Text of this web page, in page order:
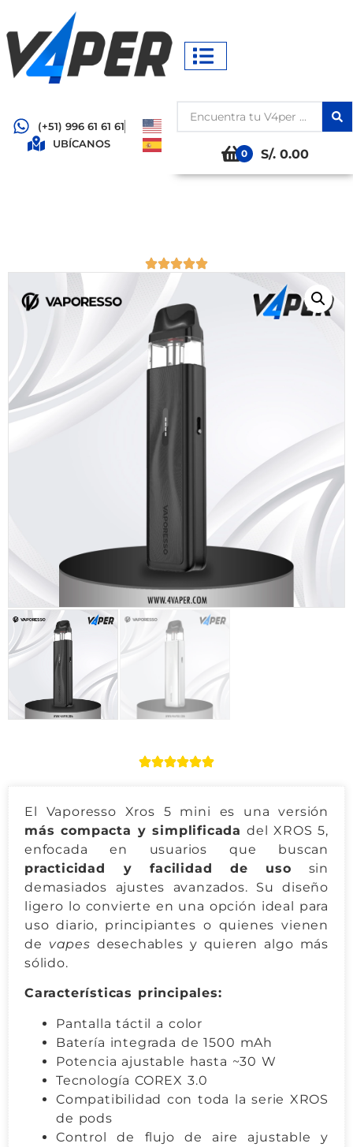
(+51) 996 61 61 61
UBÍCANOS
0
S/. 0.00
El Vaporesso Xros 5 mini es una versión
más compacta y simplificada del XROS 5,
enfocada en usuarios que buscan
practicidad y facilidad de uso sin
demasiados ajustes avanzados. Su diseño
ligero lo convierte en una opción ideal para
uso diario, principiantes o quienes vienen
de vapes desechables y quieren algo más
sólido.
Características principales:
Pantalla táctil a color
Batería integrada de 1500 mAh
Potencia ajustable hasta ~30 W
Tecnología COREX 3.0
Compatibilidad con toda la serie XROS
de pods
Control de flujo de aire ajustable y